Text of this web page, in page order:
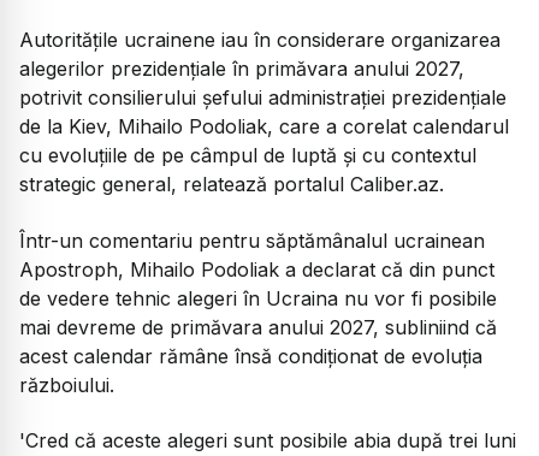
Autoritățile ucrainene iau în considerare organizarea
alegerilor prezidențiale în primăvara anului 2027,
potrivit consilierului șefului administrației prezidențiale
de la Kiev, Mihailo Podoliak, care a corelat calendarul
cu evoluțiile de pe câmpul de luptă și cu contextul
strategic general, relatează portalul Caliber.az.
Într-un comentariu pentru săptămânalul ucrainean
Apostroph, Mihailo Podoliak a declarat că din punct
de vedere tehnic alegeri în Ucraina nu vor fi posibile
mai devreme de primăvara anului 2027, subliniind că
acest calendar rămâne însă condiționat de evoluția
războiului.
'Cred că aceste alegeri sunt posibile abia după trei luni